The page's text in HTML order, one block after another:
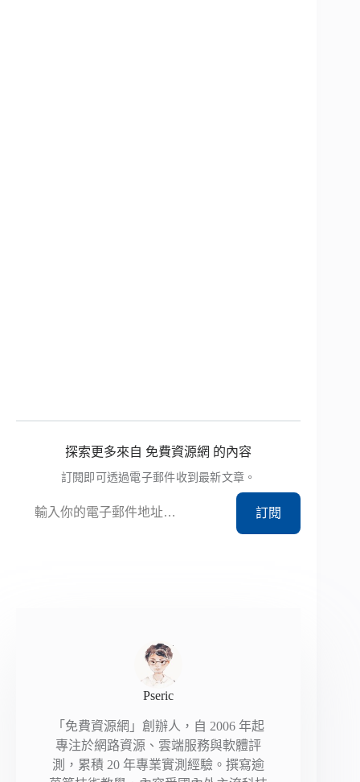
探索更多來自 免費資源網 的內容
訂閱即可透過電子郵件收到最新文章。
訂閱
Pseric
「免費資源網」創辦人，自 2006 年起
專注於網路資源、雲端服務與軟體評
測，累積 20 年專業實測經驗。撰寫逾